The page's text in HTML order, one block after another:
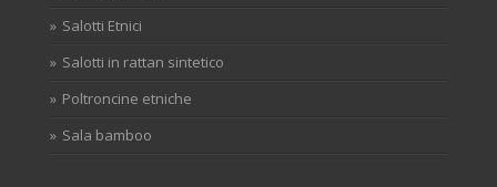
Salotti Etnici
Salotti in rattan sintetico
Poltroncine etniche
Sala bamboo